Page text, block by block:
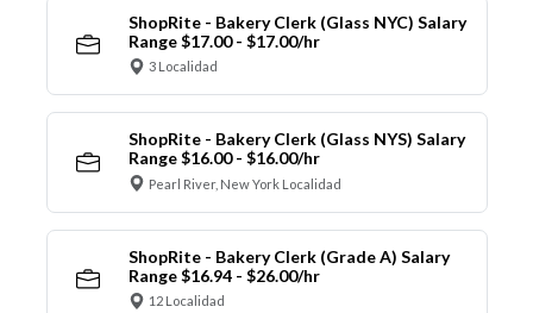
ShopRite - Bakery Clerk (Glass NYC) Salary
Range $17.00 - $17.00/hr
3 Localidad
ShopRite - Bakery Clerk (Glass NYS) Salary
Range $16.00 - $16.00/hr
Pearl River, New York Localidad
ShopRite - Bakery Clerk (Grade A) Salary
Range $16.94 - $26.00/hr
12 Localidad